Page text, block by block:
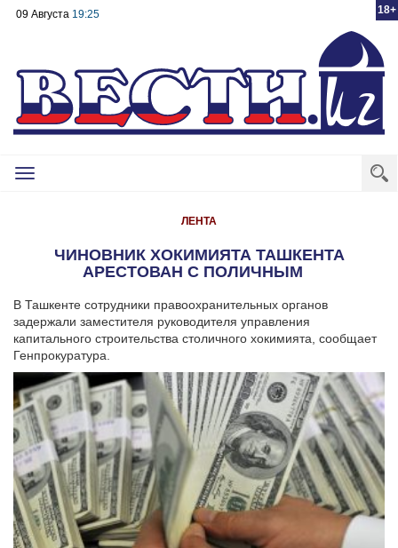
18+
09 Августа 19:25
Toggle
ЛЕНТА
ЧИНОВНИК ХОКИМИЯТА ТАШКЕНТА
АРЕСТОВАН С ПОЛИЧНЫМ
В Ташкенте сотрудники правоохранительных органов
задержали заместителя руководителя управления
капитального строительства столичного хокимията, сообщает
Генпрокуратура.